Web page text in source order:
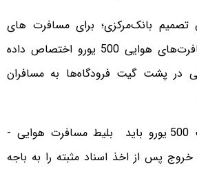
تصمیم بانک‌مرکزی؛ برای مسافرت های
زمینی 300 یورو و مسافرت‌های هوایی 500 یورو اختصاص داده
در پشت گیت فرودگاه‌ها به مسافران
مسافران برای دریافت 500 یورو باید بلیط مسافرت هوایی -
پس از اخذ اسناد مثبته را به باجه